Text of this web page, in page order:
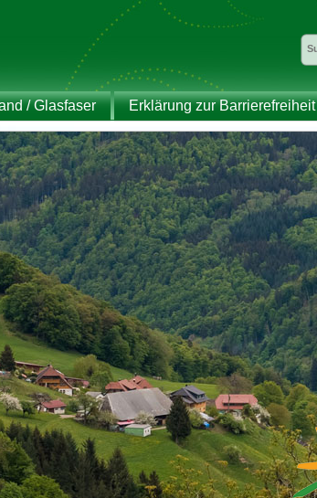
/ Glasfaser Erklärung zur Barrierefreiheit